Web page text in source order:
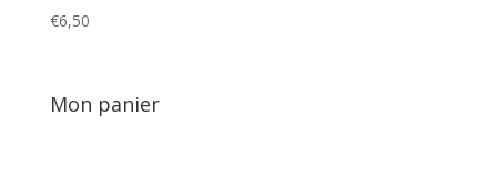
€6,50
Mon panier